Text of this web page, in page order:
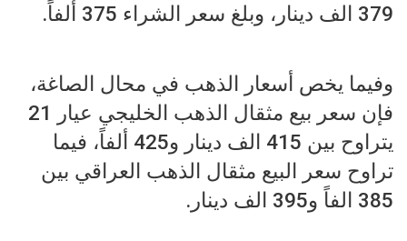
379 الف دينار، وبلغ سعر الشراء 375 ألفاً.
وفيما يخص أسعار الذهب في محال الصاغة،
فإن سعر بيع مثقال الذهب الخليجي عيار 21
يتراوح بين 415 الف دينار و425 ألفاً، فيما
تراوح سعر البيع مثقال الذهب العراقي بين
385 الفاً و395 الف دينار.